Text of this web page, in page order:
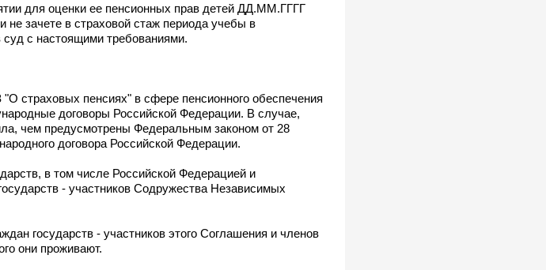
для оценки ее пенсионных прав детей ДД.ММ.ГГГГ
зачете в страховой стаж периода учебы в
с настоящими требованиями.
страховых пенсиях" в сфере пенсионного обеспечения
договоры Российской Федерации. В случае,
чем предусмотрены Федеральным законом от 28
договора Российской Федерации.
в том числе Российской Федерацией и
- участников Содружества Независимых
государств - участников этого Соглашения и членов
они проживают.